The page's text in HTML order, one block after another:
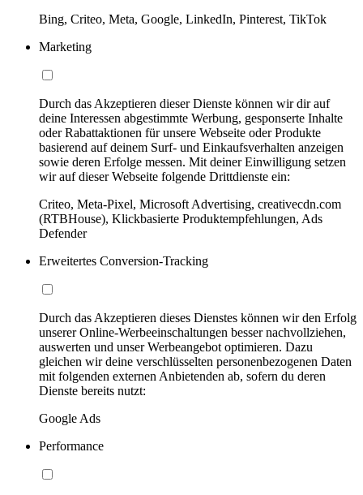
Bing, Criteo, Meta, Google, LinkedIn, Pinterest, TikTok
Marketing
Durch das Akzeptieren dieser Dienste können wir dir auf
deine Interessen abgestimmte Werbung, gesponserte Inhalte
oder Rabattaktionen für unsere Webseite oder Produkte
basierend auf deinem Surf- und Einkaufsverhalten anzeigen
sowie deren Erfolge messen. Mit deiner Einwilligung setzen
wir auf dieser Webseite folgende Drittdienste ein:
Criteo, Meta-Pixel, Microsoft Advertising, creativecdn.com
(RTBHouse), Klickbasierte Produktempfehlungen, Ads
Defender
Erweitertes Conversion-Tracking
Durch das Akzeptieren dieses Dienstes können wir den Erfolg
unserer Online-Werbeeinschaltungen besser nachvollziehen,
auswerten und unser Werbeangebot optimieren. Dazu
gleichen wir deine verschlüsselten personenbezogenen Daten
mit folgenden externen Anbietenden ab, sofern du deren
Dienste bereits nutzt:
Google Ads
Performance